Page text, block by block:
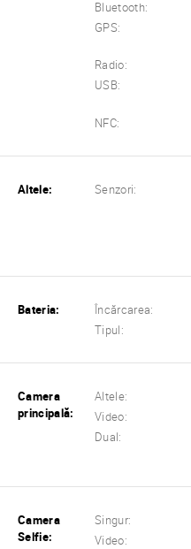
Bluetooth:
GPS:
Radio:
USB:
NFC:
Altele: Senzori:
Bateria: Încărcarea:
Tipul:
Camera
principală:
Altele:
Video:
Dual:
Camera
Selfie:
Singur:
Video: